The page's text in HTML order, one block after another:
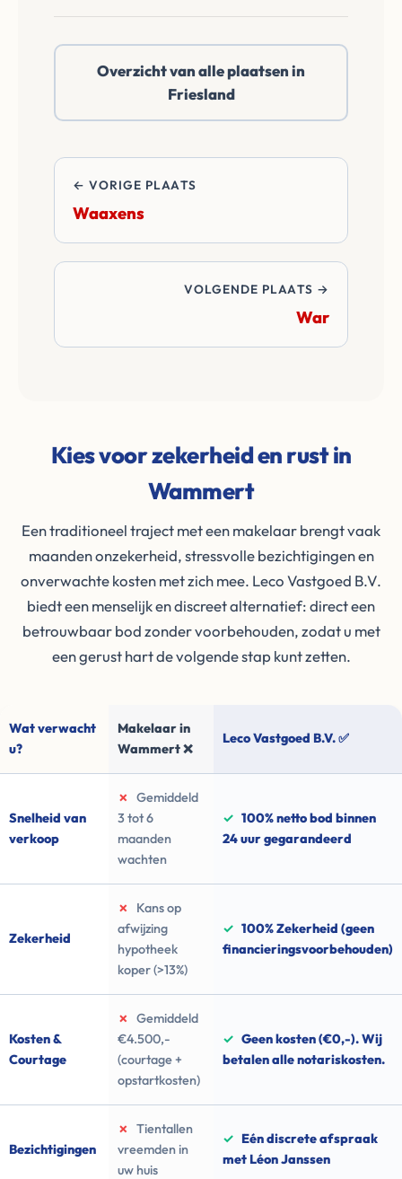
bod.
daarbuiten. Wij
betalen alle
overdrachtskosten
en notariskosten van
Overzicht van alle plaatsen in
Friesland
← VORIGE PLAATS
Waaxens
VOLGENDE PLAATS →
War
Kies voor zekerheid en rust in
Wammert
Een traditioneel traject met een makelaar brengt vaak
maanden onzekerheid, stressvolle bezichtigingen en
onverwachte kosten met zich mee. Leco Vastgoed B.V.
biedt een menselijk en discreet alternatief: direct een
betrouwbaar bod zonder voorbehouden, zodat u met
een gerust hart de volgende stap kunt zetten.
Wat verwacht
u?
Makelaar in
Wammert ❌
Leco Vastgoed B.V. ✅
Snelheid van
verkoop
✗
Gemiddeld
3 tot 6
maanden
wachten
✓ 100% netto bod binnen
24 uur gegarandeerd
Zekerheid
✗
Kans op
afwijzing
hypotheek
koper (>13%)
✓ 100% Zekerheid (geen
financieringsvoorbehouden)
Kosten &
Courtage
✗
Gemiddeld
€4.500,-
(courtage +
opstartkosten)
✓ Geen kosten (€0,-). Wij
betalen alle notariskosten.
Bezichtigingen
✗
Tientallen
vreemden in
uw huis
✓ Eén discrete afspraak
met Léon Janssen